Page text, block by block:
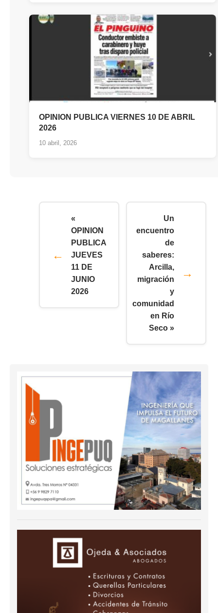
OPINION PUBLICA VIERNES 10 DE ABRIL
2026
10 abril, 2026
«
OPINION
PUBLICA
JUEVES
11 DE
JUNIO
2026
Un
encuentro
de
saberes:
Arcilla,
migración
y
comunidad
en Río
Seco »